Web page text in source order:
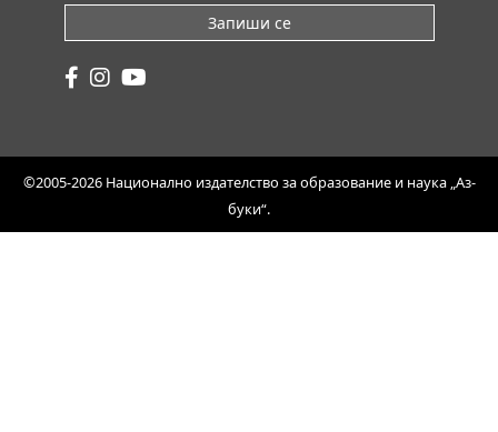
Запиши се
©2005-2026 Национално издателство за образование и наука „Аз-
буки“.